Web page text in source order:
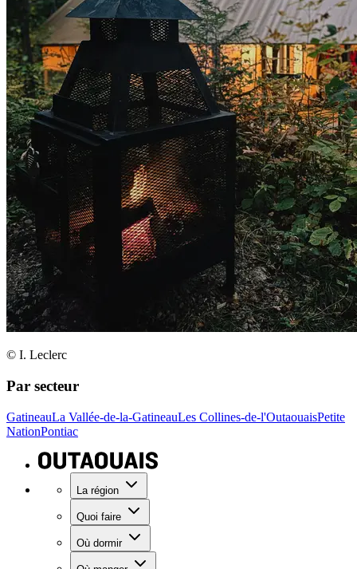
© I. Leclerc
Par secteur
GatineauLa Vallée-de-la-GatineauLes Collines-de-l'OutaouaisPetite
NationPontiac
La région
Quoi faire
Où dormir